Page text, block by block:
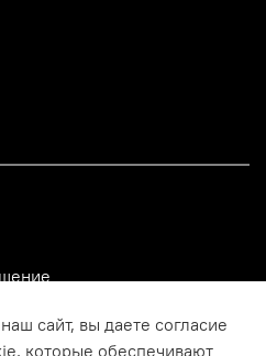
сайт, вы даете согласие
которые обеспечивают